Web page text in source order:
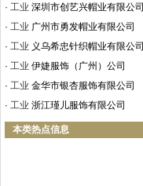
· 工业 深圳市创艺兴帽业有限公司
· 工业 广州市勇发帽业有限公司
· 工业 义乌希忠针织帽业有限公司
· 工业 伊婕服饰（广州）公司
· 工业 金华市银杏服饰有限公司
· 工业 浙江瑾儿服饰有限公司
本类热点信息